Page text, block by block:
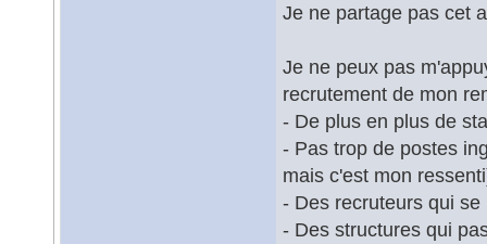
Je ne partage pas cet
Je ne peux pas
recrutement de mon
- De plus en plus de
- Pas trop de postes
mais c'est mon
- Des recruteurs qui
- Des structures qui